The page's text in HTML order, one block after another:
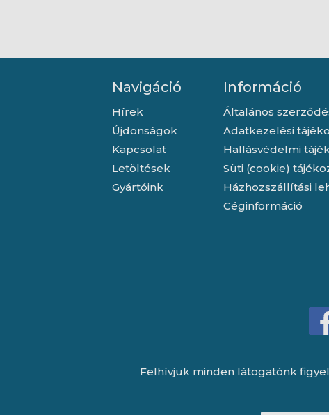
Navigáció
Hírek
Újdonságok
Kapcsolat
Letöltések
Gyártóink
Információ
Általános
Adatkezelési
Hallásvédelmi
Süti (cookie)
Házhozszállítási
Céginformáció
Felhívjuk minden látogatónk